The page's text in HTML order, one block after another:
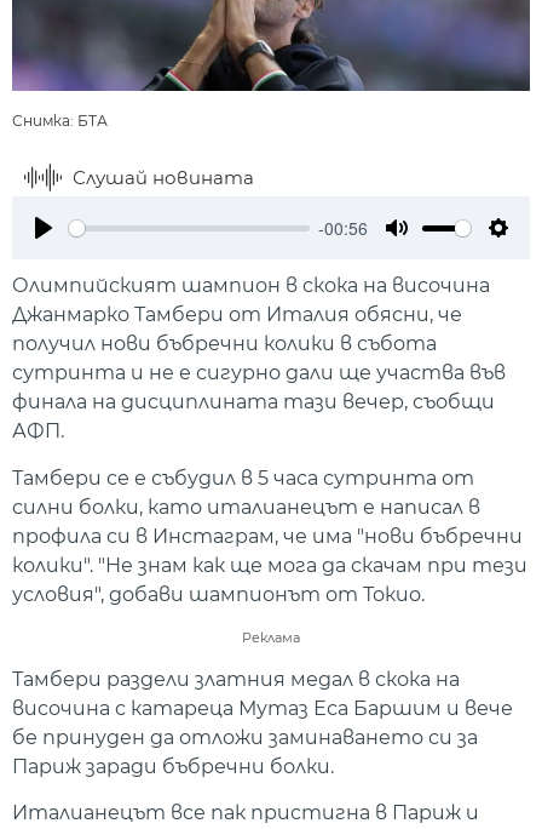
Снимка: БТА
Слушай новината
-00:56
Олимпийският шампион в скока на височина
Джанмарко Тамбери от Италия обясни, че
получил нови бъбречни колики в събота
сутринта и не е сигурно дали ще участва във
финала на дисциплината тази вечер, съобщи
АФП.
Тамбери се е събудил в 5 часа сутринта от
силни болки, като италианецът е написал в
профила си в Инстаграм, че има "нови бъбречни
колики". "Не знам как ще мога да скачам при тези
условия", добави шампионът от Токио.
Реклама
Тамбери раздели златния медал в скока на
височина с катареца Мутаз Еса Баршим и вече
бе принуден да отложи заминаването си за
Париж заради бъбречни болки.
Италианецът все пак пристигна в Париж и